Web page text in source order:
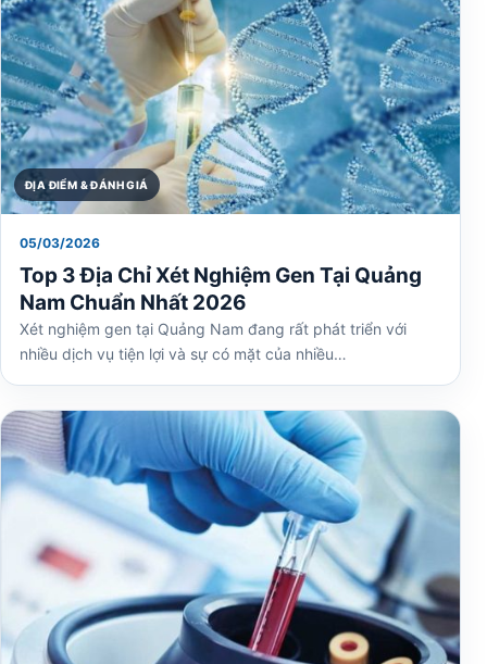
ĐỊA ĐIỂM & ĐÁNH GIÁ
05/03/2026
Top 3 Địa Chỉ Xét Nghiệm Gen Tại Quảng
Nam Chuẩn Nhất 2026
Xét nghiệm gen tại Quảng Nam đang rất phát triển với
nhiều dịch vụ tiện lợi và sự có mặt của nhiều…